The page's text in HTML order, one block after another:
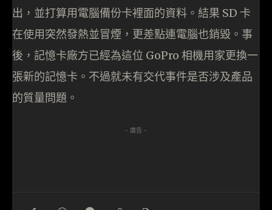
出，並打算用電腦備份卡裡面的資料。結果 SD 卡
在使用突然發熱並冒煙，更差點連電腦也銷毀。事
後，記憶卡廠方已經為這位 GoPro 相機用家更換一
張新的記憶卡。不過就未有交代事件是否涉及產品
的質量問題。
- 廣告 -